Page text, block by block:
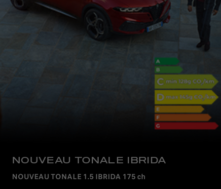
NOUVEAU TONALE IBRIDA
NOUVEAU TONALE 1.5 IBRIDA 175 ch